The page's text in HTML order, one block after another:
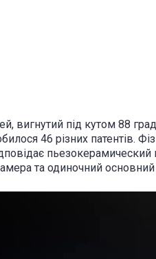
вигнутий під кутом 88
46 різних патентів.
та одиночний основний